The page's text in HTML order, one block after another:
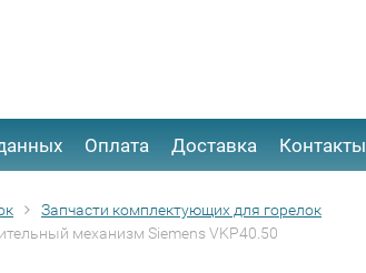
Оплата Доставка Контакты
Запчасти комплектующих для горелок
механизм Siemens VKP40.50